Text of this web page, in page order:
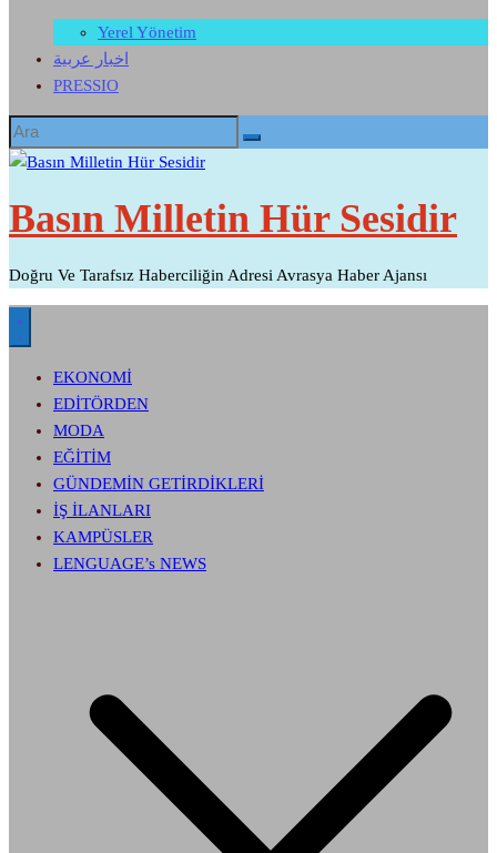
Yerel Yönetim
اخبار عربية
PRESSIO
Basın Milletin Hür Sesidir
Doğru Ve Tarafsız Haberciliğin Adresi Avrasya Haber Ajansı
EKONOMİ
EDİTÖRDEN
MODA
EĞİTİM
GÜNDEMİN GETİRDİKLERİ
İŞ İLANLARI
KAMPÜSLER
LENGUAGE’s NEWS